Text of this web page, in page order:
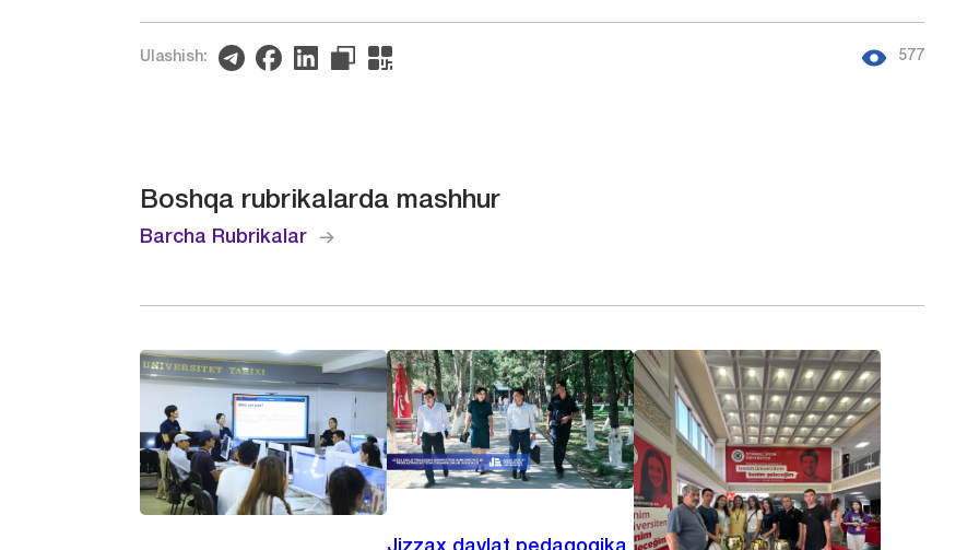
Ulashish: 577
Boshqa rubrikalarda mashhur
Barcha Rubrikalar